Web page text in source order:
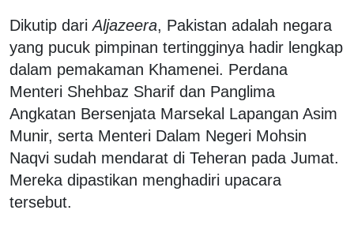
Dikutip dariAljazeera, Pakistan adalah negara
yang pucuk pimpinan tertingginya hadir lengkap
dalam pemakaman Khamenei. Perdana
Menteri Shehbaz Sharif dan Panglima
Angkatan Bersenjata Marsekal Lapangan Asim
Munir, serta Menteri Dalam Negeri Mohsin
Naqvi sudah mendarat di Teheran pada Jumat.
Mereka dipastikan menghadiri upacara
tersebut.